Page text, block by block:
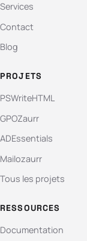
Services
Contact
Blog
PROJETS
PSWriteHTML
GPOZaurr
ADEssentials
Mailozaurr
Tous les projets
RESSOURCES
Documentation